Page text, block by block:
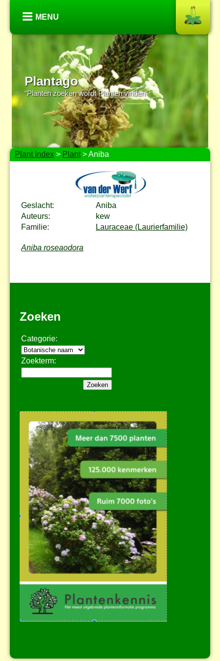
MENU
Plantago
“Planten zoeken wordt Planten vinden”
Plant Index > Plant> Aniba
Geslacht:
Aniba
Auteurs:
kew
Familie:
Lauraceae (Laurierfamilie)
Aniba roseaodora
Zoeken
Categorie:
Zoekterm: